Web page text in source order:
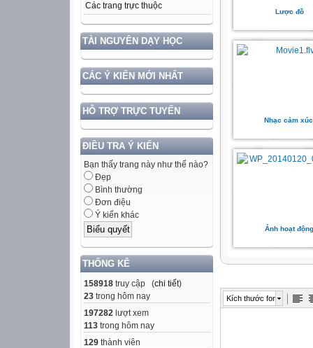
Các trang trực thuộc
TÀI NGUYÊN DẠY HỌC
CÁC Ý KIẾN MỚI NHẤT
HỖ TRỢ TRỰC TUYẾN
ĐIỀU TRA Ý KIẾN
Bạn thấy trang này như thế nào?
Đẹp
Bình thường
Đơn điệu
Ý kiến khác
THỐNG KÊ
158918 truy cập (chi tiết)
23 trong hôm nay
197282 lượt xem
113 trong hôm nay
129 thành viên
Lược đồ
Nhạc cảm
Ảnh hoạt động
Kích thước font